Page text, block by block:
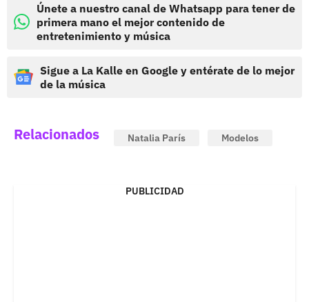
Únete a nuestro canal de Whatsapp para tener de
primera mano el mejor contenido de
entretenimiento y música
Sigue a La Kalle en Google y entérate de lo mejor
de la música
Relacionados Natalia París Modelos
PUBLICIDAD